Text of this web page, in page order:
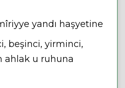
yandı haşyetine
beşinci, yirminci,
ahlak u ruhuna